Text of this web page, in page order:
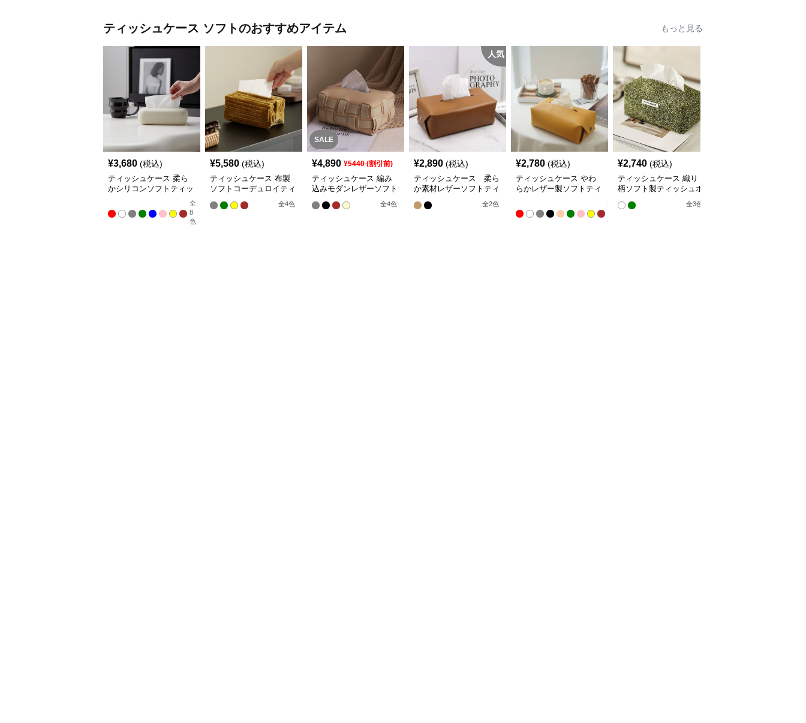
ティッシュケース ソフトのおすすめアイテム もっと見る
¥3,680 (税込)
ティッシュケース 柔ら
かシリコンソフトティッ
全
8
色
¥5,580 (税込)
ティッシュケース 布製
ソフトコーデュロイティ
全4色
SALE
¥4,890 ¥5440(割引前)
ティッシュケース 編み
込みモダンレザーソフト
全4色
人気
¥2,890 (税込)
ティッシュケース 柔ら
か素材レザーソフトティ
全2色
¥2,780 (税込)
ティッシュケース やわ
らかレザー製ソフトティ
全
色
¥2,740 (税込)
ティッシュケース 織り
柄ソフト製ティッシュボ
全3色